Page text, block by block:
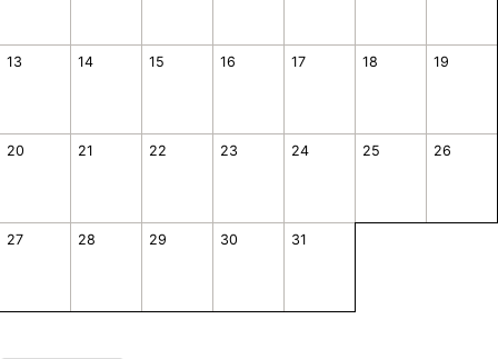
13 14 15 16 17 18 19
20 21 22 23 24 25 26
27 28 29 30 31